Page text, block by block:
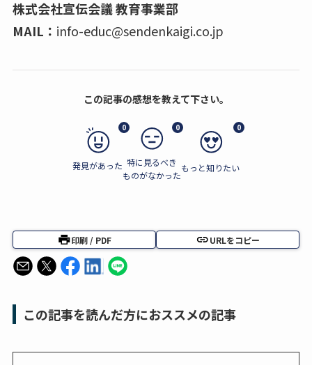
株式会社宣伝会議 教育事業部
MAIL： info-educ@sendenkaigi.co.jp
この記事の感想を教えて下さい。
0
発見があった
0
特に見るべき
ものがなかった
0
もっと知りたい
印刷 / PDF URLをコピー
この記事を読んだ方におススメの記事